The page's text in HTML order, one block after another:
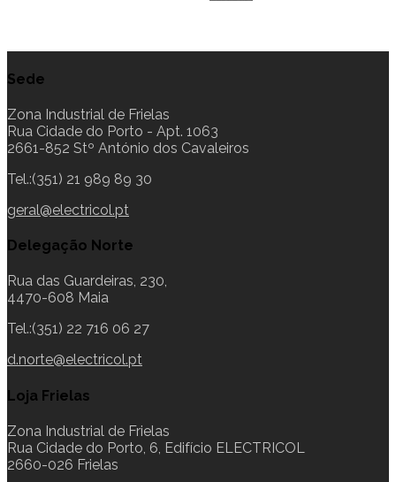
Sede
Zona Industrial de Frielas
Rua Cidade do Porto - Apt. 1063
2661-852 Stº António dos Cavaleiros
Tel.:(351) 21 989 89 30
geral@electricol.pt
Delegação Norte
Rua das Guardeiras, 230,
4470-608 Maia
Tel.:(351) 22 716 06 27
d.norte@electricol.pt
Loja Frielas
Zona Industrial de Frielas
Rua Cidade do Porto, 6, Edifício ELECTRICOL
2660-026 Frielas